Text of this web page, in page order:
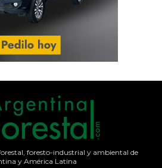
foresto-industrial y ambiental de
y América Latina